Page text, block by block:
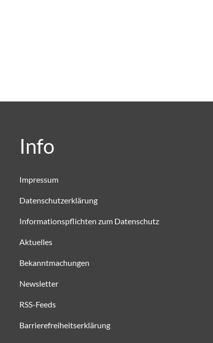
Info
Impressum
Datenschutzerklärung
Informationspflichten zum Datenschutz
Aktuelles
Bekanntmachungen
Newsletter
RSS-Feeds
Barrierefreiheitserklärung